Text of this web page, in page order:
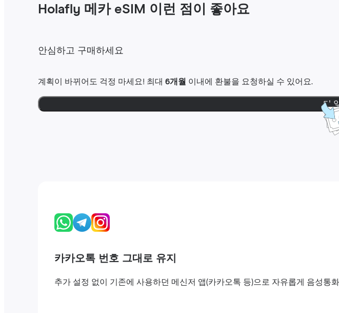
Holafly 메카 eSIM 이런 점이 좋아요
안심하고 구매하세요
계획이 바뀌어도 걱정 마세요! 최대6개월 이내에 환불을 요청하실 수 있어요.
더
카카오톡 번호 그대로 유지
추가 설정 없이 기존에 사용하던 메신저 앱(카카오톡 등)으로 자유롭게 음성통